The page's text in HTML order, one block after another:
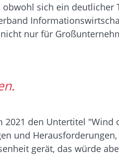
sich ein deutlicher
nur für
den Untertitel
und
gerät, das würde